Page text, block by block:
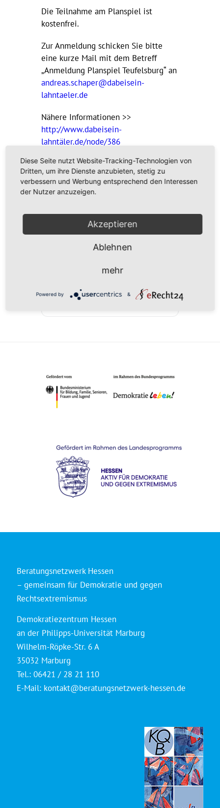
Die Teilnahme am Planspiel ist
kostenfrei.
Zur Anmeldung schicken Sie bitte
eine kurze Mail mit dem Betreff
„Anmeldung Planspiel Teufelsburg“ an
andreas.schaper@dabeisein-
lahntaeler.de
Nähere Informationen >>
http://www.dabeisein-
lahntäler.de/node/386
DATUM
12. - 16. Apr.. 2021
UHRZEIT
Beratungsnetzwerk Hessen
– gemeinsam für Demokratie und gegen
Rechtsextremismus
Demokratiezentrum Hessen
an der Philipps-Universität Marburg
Wilhelm-Röpke-Str. 6 A
35032 Marburg
Tel.: 06421 / 28 21 110
E-Mail: kontakt@beratungsnetzwerk-hessen.de
Diese Seite nutzt Website-Tracking-Technologien von
Dritten, um ihre Dienste anzubieten, stetig zu
verbessern und Werbung entsprechend den Interessen
der Nutzer anzuzeigen.
Akzeptieren
Ablehnen
mehr
Powered by &